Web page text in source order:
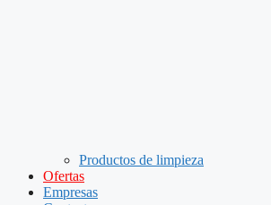
Productos de limpieza
Ofertas
Empresas